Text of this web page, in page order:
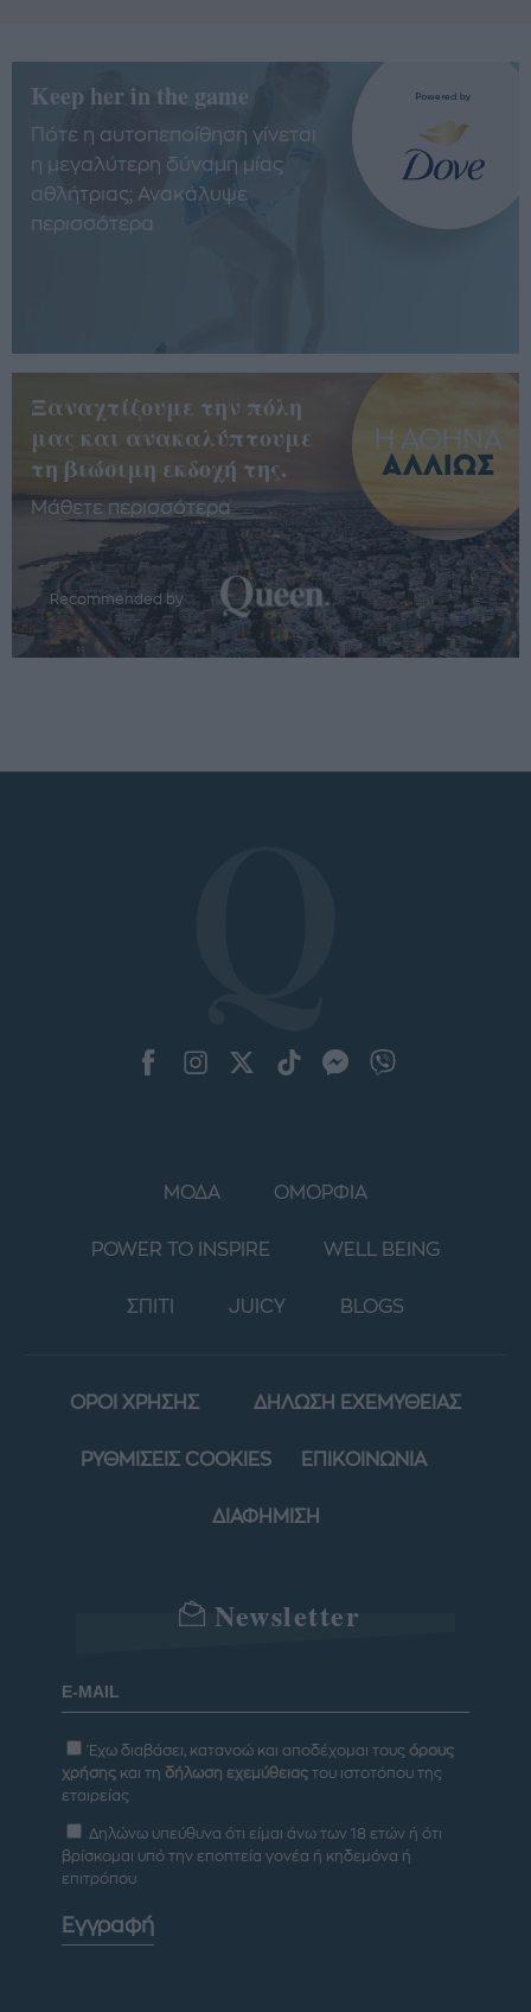
Keep her in the game
Πότε η αυτοπεποίθηση γίνεται
η μεγαλύτερη δύναμη μίας
αθλήτριας; Ανακάλυψε
περισσότερα
Ξαναχτίζουμε την πόλη
μας και ανακαλύπτουμε
τη βιώσιμη εκδοχή της.
Μάθετε περισσότερα
Recommended by
ΜΟΔΑ ΟΜΟΡΦΙΑ
POWER TO INSPIRE WELL BEING
ΣΠΙΤΙ JUICY BLOGS
ΟΡΟΙ ΧΡΗΣΗΣ ΔΗΛΩΣΗ ΕΧΕΜΥΘΕΙΑΣ
ΡΥΘΜΙΣΕΙΣ COOKIES ΕΠΙΚΟΙΝΩΝΙΑ
ΔΙΑΦΗΜΙΣΗ
Newsletter
Έχω διαβάσει, κατανοώ και αποδέχομαι τους όρους
χρήσης και τη δήλωση εχεμύθειας του ιστοτόπου της
εταιρείας
Δηλώνω υπεύθυνα ότι είμαι άνω των 18 ετών ή ότι
βρίσκομαι υπό την εποπτεία γονέα ή κηδεμόνα ή
επιτρόπου
Εγγραφή